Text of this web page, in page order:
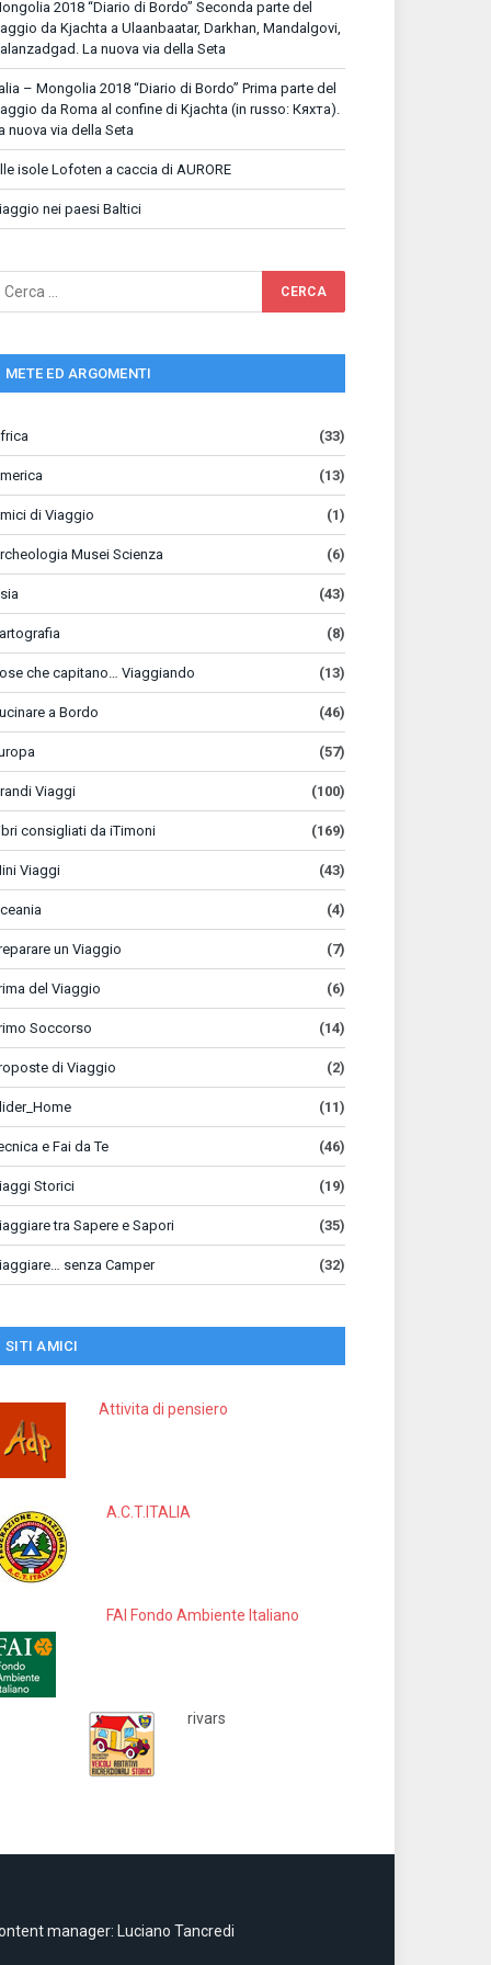
2018 “Diario di Bordo” Seconda parte del
da Kjachta a Ulaanbaatar, Darkhan, Mandalgovi,
La nuova via della Seta
– Mongolia 2018 “Diario di Bordo” Prima parte del
da Roma al confine di Kjachta (in russo: Кяхта).
nuova via della Seta
isole Lofoten a caccia di AURORE
nei paesi Baltici
METE ED ARGOMENTI
(33)
(13)
di Viaggio (1)
Musei Scienza (6)
(43)
(8)
che capitano… Viaggiando (13)
a Bordo (46)
(57)
Viaggi (100)
consigliati da iTimoni (169)
Viaggi (43)
(4)
un Viaggio (7)
del Viaggio (6)
Soccorso (14)
di Viaggio (2)
(11)
e Fai da Te (46)
Storici (19)
tra Sapere e Sapori (35)
senza Camper (32)
SITI AMICI
Attivita di pensiero
A.C.T.ITALIA
FAI Fondo Ambiente Italiano
rivars
manager: Luciano Tancredi